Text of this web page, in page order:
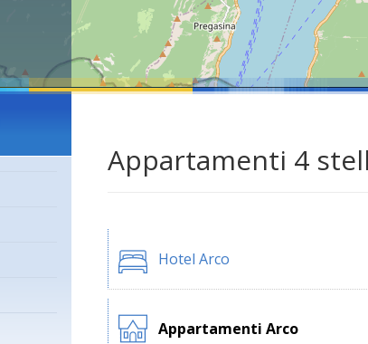
Appartamenti 4
Hotel Arco
Appartamenti Arco